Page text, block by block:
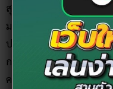
สุดท้ายเป็นเเลขอายุของ
มลศรีวัฒน์ เสียชีวิตเพราะ
ปอดติดเชื้อ หลังเข้ารับกา
กรกฎาคม 2564 ที่ผ่านมา
คอหวยท่านไหนเป็นแฟน